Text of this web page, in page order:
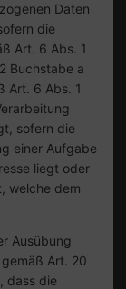
Daten
die
Art. 6 Abs. 1
Buchstabe a
Art. 6 Abs. 1
sofern die
einer Aufgabe
liegt oder
welche dem
Ausübung
Art. 20
dass die